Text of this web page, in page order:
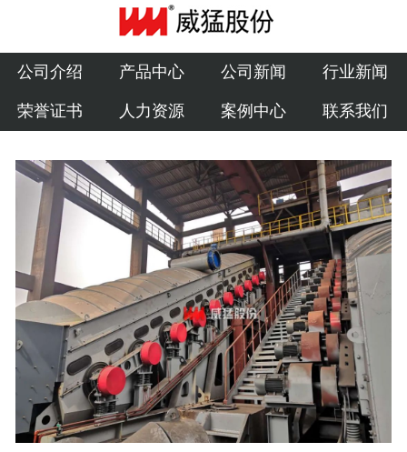
公司介绍
产品中心
公司新闻
行业新闻
荣誉证书
人力资源
案例中心
联系我们
公司介绍 产品中心 公司新闻 行业新闻
荣誉证书 人力资源 案例中心 联系我们